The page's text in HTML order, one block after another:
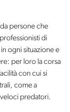
persone che
di
ogni situazione e
per loro la corsa
con cui si
come a
predatori.